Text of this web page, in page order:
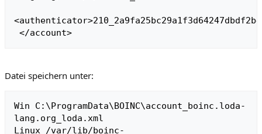
Datei speichern unter:
Win C:\ProgramData\BOINC\account_boinc.loda-
lang.org_loda.xml
Linux /var/lib/boinc-